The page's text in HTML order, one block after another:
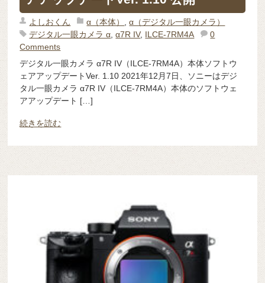
よしおくん α（本体） ,α（デジタル一眼カメラ）
デジタル一眼カメラ α ,α7R IV, ILCE-7RM4A
0
Comments
デジタル一眼カメラ α7R IV（ILCE-7RM4A）本体ソフトウ
ェアアップデートVer. 1.10 2021年12月7日、ソニーはデジ
タル一眼カメラ α7R IV（ILCE-7RM4A）本体のソフトウェ
アアップデート […]
続きを読む